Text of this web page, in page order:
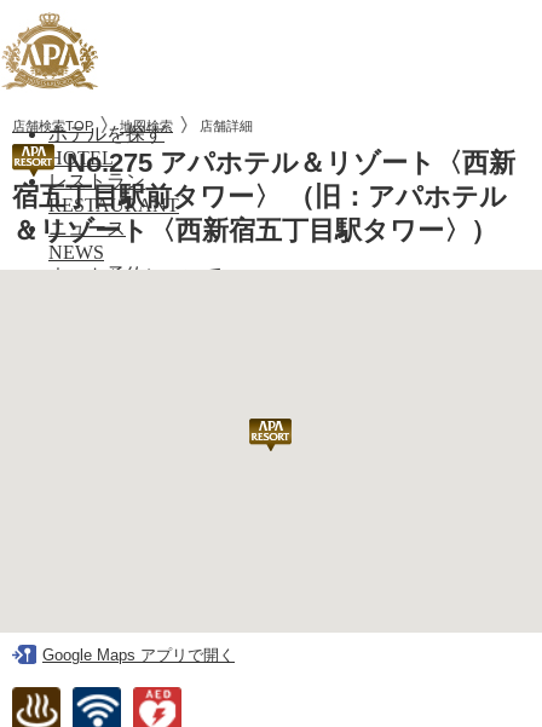
ホテルを探す
HOTEL
レストラン
RESTAURANT
ニュース
NEWS
ネット予約について
店舗検索TOP 地図検索 店舗詳細
No.275 アパホテル＆リゾート〈西新
宿五丁目駅前タワー〉 （旧：アパホテル
＆リゾート〈西新宿五丁目駅タワー〉）
Google Maps アプリで開く